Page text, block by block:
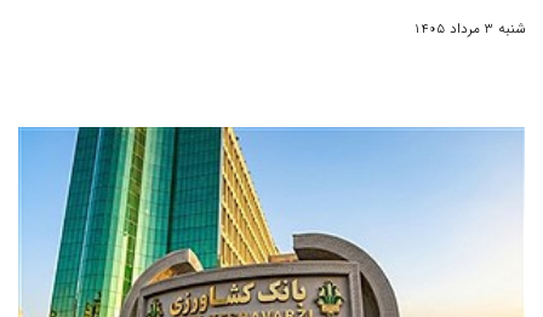
شنبه 3 مرداد 1405